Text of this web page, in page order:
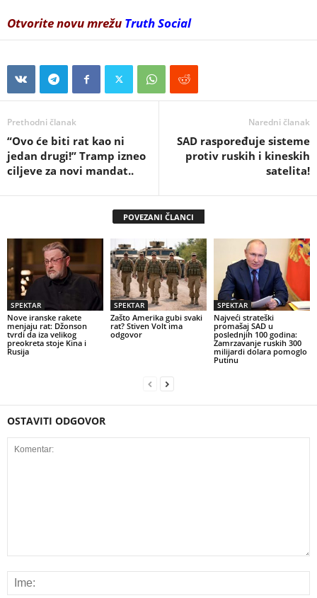
Otvorite novu mrežu Truth Social
Prethodni članak
“Ovo će biti rat kao ni
jedan drugi!” Tramp izneo
ciljeve za novi mandat..
Naredni članak
SAD raspoređuje sisteme
protiv ruskih i kineskih
satelita!
POVEZANI ČLANCI
SPEKTAR
Nove iranske rakete
menjaju rat: Džonson
tvrdi da iza velikog
preokreta stoje Kina i
Rusija
SPEKTAR
Zašto Amerika gubi svaki
rat? Stiven Volt ima
odgovor
SPEKTAR
Najveći strateški
promašaj SAD u
poslednjih 100 godina:
Zamrzavanje ruskih 300
milijardi dolara pomoglo
Putinu
OSTAVITI ODGOVOR